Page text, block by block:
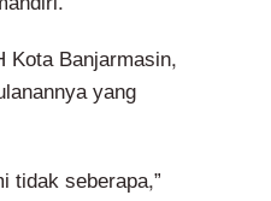
Kota Banjarmasin,
yang
tidak seberapa,”